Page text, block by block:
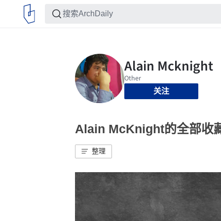
关注
Alain McKnight的全部收
整理